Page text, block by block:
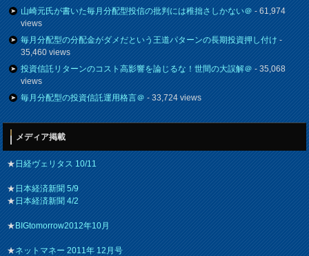
山崎元氏が書いた毎月分配型投信の批判には稚拙さしかない＠- 61,974
views
毎月分配型の分配金がダメだという王道パターンの長期投資押し付け-
35,460 views
投資信託リターンのコスト高影響を論じるな！世間の大誤解＠- 35,068
views
毎月分配型の投資信託運用格言＠- 33,724 views
メディア掲載
★日経ヴェリタス 10/11
★日本経済新聞 5/9
★日本経済新聞 4/2
★BIGtomorrow2012年10月
★ネットマネー 2011年 12月号